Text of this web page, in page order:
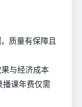
，质量有保障且
与经济成本
播课年费仅需